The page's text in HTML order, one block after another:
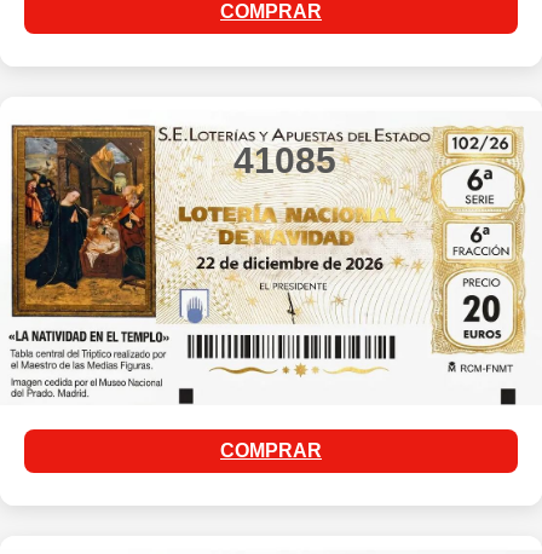
COMPRAR
41085
COMPRAR